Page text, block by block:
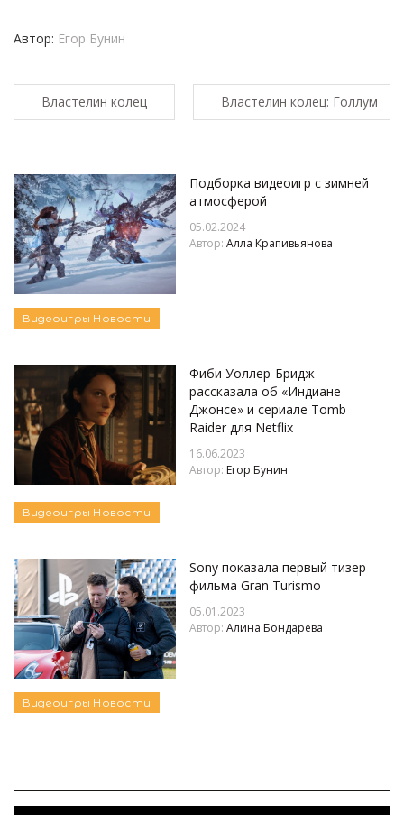
Автор: Егор Бунин
Властелин колец Властелин колец: Голлум
Подборка видеоигр с зимней
атмосферой
05.02.2024
Автор: Алла Крапивьянова
Видеоигры Новости
Фиби Уоллер-Бридж
рассказала об «Индиане
Джонсе» и сериале Tomb
Raider для Netflix
16.06.2023
Автор: Егор Бунин
Видеоигры Новости
Sony показала первый тизер
фильма Gran Turismo
05.01.2023
Автор: Алина Бондарева
Видеоигры Новости